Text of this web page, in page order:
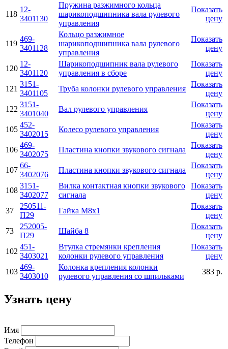
118
12-
3401130
Пружина разжимного кольца
шарикоподшипника вала рулевого
управления
Показать
цену
119
469-
3401128
Кольцо разжимное
шарикоподшипника вала рулевого
управления
Показать
цену
120
12-
3401120
Шарикоподшипник вала рулевого
управления в сборе
Показать
цену
121
3151-
3401105
Труба колонки рулевого управления
Показать
цену
122
3151-
3401040
Вал рулевого управления
Показать
цену
105
452-
3402015
Колесо рулевого управления
Показать
цену
106
469-
3402075
Пластина кнопки звукового сигнала
Показать
цену
107
66-
3402076
Пластина кнопки звукового сигнала
Показать
цену
108
3151-
3402077
Вилка контактная кнопки звукового
сигнала
Показать
цену
37
250511-
П29
Гайка М8х1
Показать
цену
73
252005-
П29
Шайба 8
Показать
цену
102
451-
3403021
Втулка стремянки крепления
колонки рулевого управления
Показать
цену
103
469-
3403010
Колонка крепления колонки
рулевого управления со шпильками
383 р.
Узнать цену
Имя
Телефон